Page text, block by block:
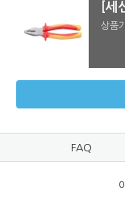
[세
상품
FAQ